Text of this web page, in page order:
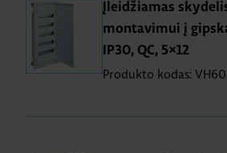
Įleidžiamas
montavimui į
IP30, QC, 5×12
Produkto kodas: